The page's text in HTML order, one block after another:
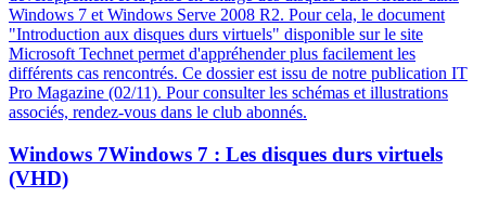
Windows 7 et Windows Serve 2008 R2. Pour cela, le document
"Introduction aux disques durs virtuels" disponible sur le site
Microsoft Technet permet d'appréhender plus facilement les
différents cas rencontrés. Ce dossier est issu de notre publication IT
Pro Magazine (02/11). Pour consulter les schémas et illustrations
associés, rendez-vous dans le club abonnés.
Windows 7Windows 7 : Les disques durs virtuels
(VHD)